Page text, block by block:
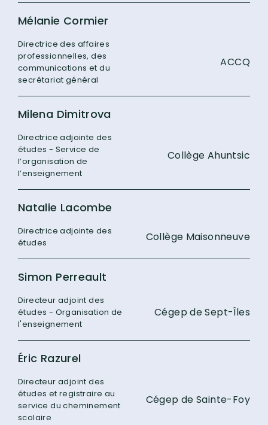
Mélanie Cormier
Directrice des affaires
professionnelles, des
communications et du
secrétariat général
ACCQ
Milena Dimitrova
Directrice adjointe des
études - Service de
l’organisation de
l’enseignement
Collège Ahuntsic
Natalie Lacombe
Directrice adjointe des
études
Collège Maisonneuve
Simon Perreault
Directeur adjoint des
études - Organisation de
l'enseignement
Cégep de Sept-Îles
Éric Razurel
Directeur adjoint des
études et registraire au
service du cheminement
scolaire
Cégep de Sainte-Foy